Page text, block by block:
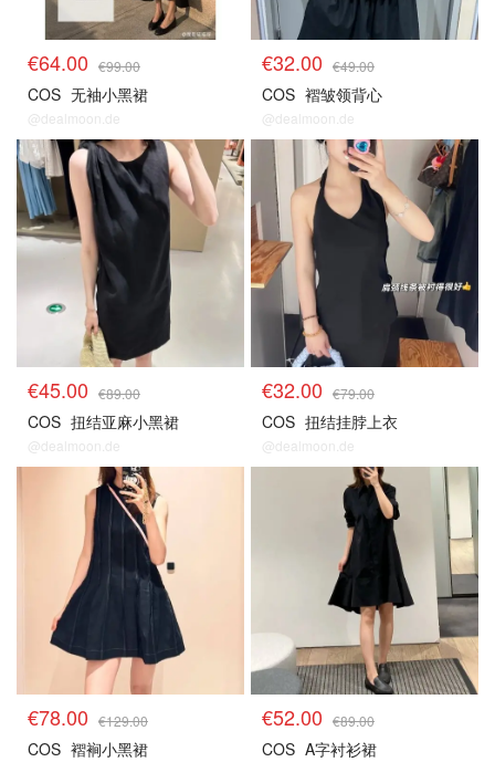
€64.00 €99.00
COS 无袖小黑裙
@dealmoon.de
€32.00 €49.00
COS 褶皱领背心
@dealmoon.de
€45.00 €89.00
COS 扭结亚麻小黑裙
@dealmoon.de
€32.00 €79.00
COS 扭结挂脖上衣
@dealmoon.de
€78.00 €129.00
COS 褶裥小黑裙
€52.00 €89.00
COS A字衬衫裙